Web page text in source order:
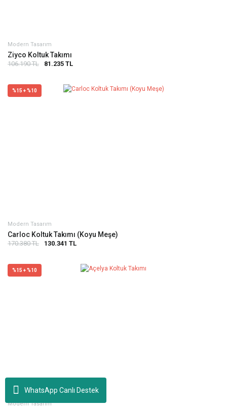
WhatsApp Canlı Destek
Modern Tasarım
Ziyco Koltuk Takımı
106.190 TL 81.235 TL
%15 + %10
Modern Tasarım
Carloc Koltuk Takımı (Koyu Meşe)
170.380 TL 130.341 TL
%15 + %10
Modern Tasarım